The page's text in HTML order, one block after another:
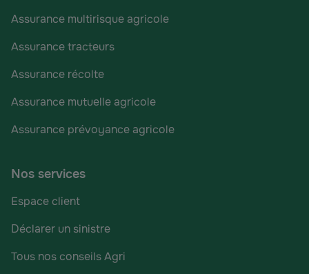
Assurance multirisque agricole
Assurance tracteurs
Assurance récolte
Assurance mutuelle agricole
Assurance prévoyance agricole
Nos services
Espace client
Déclarer un sinistre
Tous nos conseils Agri